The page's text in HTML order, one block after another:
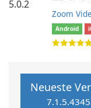
Zoom
Android
Neueste